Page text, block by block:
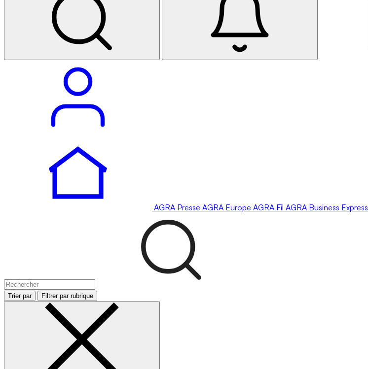
AGRA Presse AGRA Europe AGRA Fil AGRA Business Express
Trier par Filtrer par rubrique